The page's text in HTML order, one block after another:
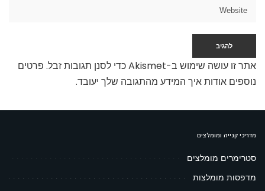
אתר זו עושה שימוש ב-Akismet כדי לסנן תגובות זבל.
פרטים
נוספים אודות איך המידע מהתגובה שלך יעובד.
מדריכי קנייה ומומלצים
סטרימרים מומלצים
מדפסות מומלצות